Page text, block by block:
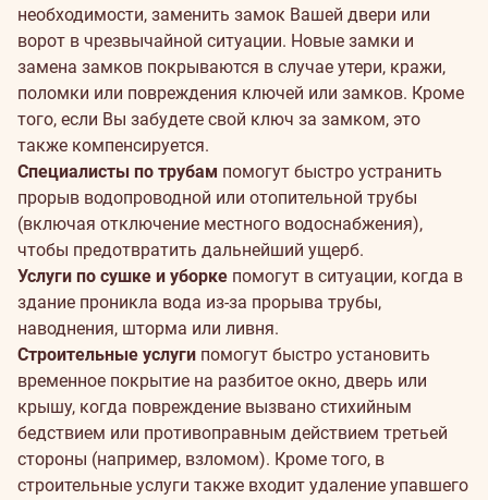
необходимости, заменить замок Вашей двери или
ворот в чрезвычайной ситуации. Новые замки и
замена замков покрываются в случае утери, кражи,
поломки или повреждения ключей или замков. Кроме
того, если Вы забудете свой ключ за замком, это
также компенсируется.
Специалисты по трубам помогут быстро устранить
прорыв водопроводной или отопительной трубы
(включая отключение местного водоснабжения),
чтобы предотвратить дальнейший ущерб.
Услуги по сушке и уборке помогут в ситуации, когда в
здание проникла вода из-за прорыва трубы,
наводнения, шторма или ливня.
Строительные услуги помогут быстро установить
временное покрытие на разбитое окно, дверь или
крышу, когда повреждение вызвано стихийным
бедствием или противоправным действием третьей
стороны (например, взломом). Кроме того, в
строительные услуги также входит удаление упавшего